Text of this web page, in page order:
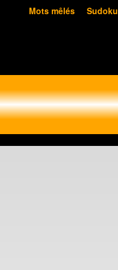
Mots mêlés Sudoku